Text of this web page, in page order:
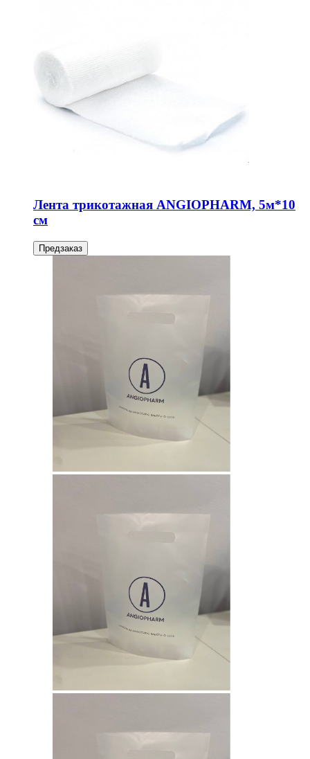
Лента трикотажная ANGIOPHARM, 5м*10
см
Предзаказ